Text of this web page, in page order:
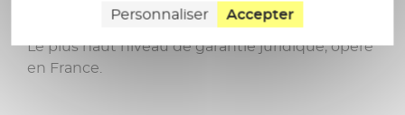
Le plus haut niveau de garantie juridique, opéré
en France.
Personnaliser Accepter